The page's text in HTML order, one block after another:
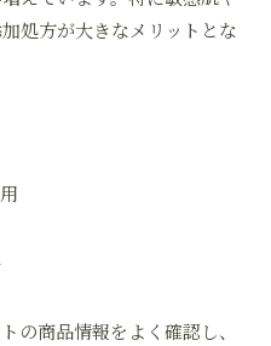
処方が大きなメリットとな
の商品情報をよく確認し、